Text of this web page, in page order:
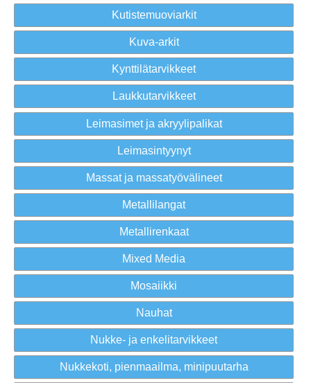
Kutistemuoviarkit
Kuva-arkit
Kynttilätarvikkeet
Laukkutarvikkeet
Leimasimet ja akryylipalikat
Leimasintyynyt
Massat ja massatyövälineet
Metallilangat
Metallirenkaat
Mixed Media
Mosaiikki
Nauhat
Nukke- ja enkelitarvikkeet
Nukkekoti, pienmaailma, minipuutarha